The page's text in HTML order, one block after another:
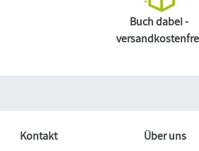
Buch dabei -
Kontakt Über uns